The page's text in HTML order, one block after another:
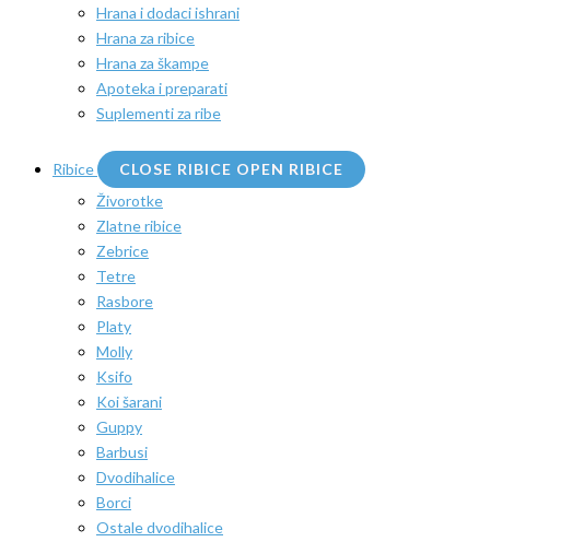
Hrana i dodaci ishrani
Hrana za ribice
Hrana za škampe
Apoteka i preparati
Suplementi za ribe
Ribice CLOSE RIBICE OPEN RIBICE
Živorotke
Zlatne ribice
Zebrice
Tetre
Rasbore
Platy
Molly
Ksifo
Koi šarani
Guppy
Barbusi
Dvodihalice
Borci
Ostale dvodihalice